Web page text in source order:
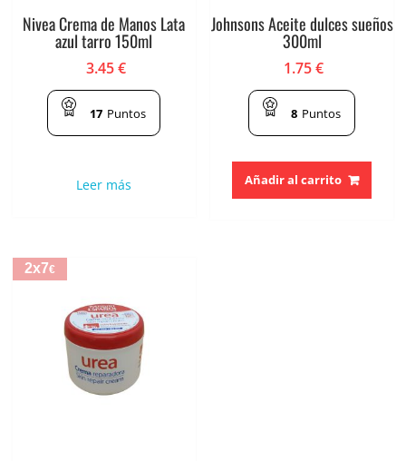
Nivea Crema de Manos Lata
azul tarro 150ml
3.45€
17 Puntos
Leer más
Johnsons Aceite dulces sueños
300ml
1.75€
8 Puntos
Añadir al carrito
2x7€